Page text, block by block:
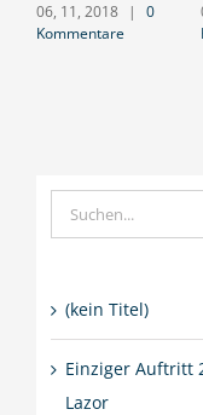
06, 11, 2018 |
0
Kommentare
Suche
nach:
(kein Titel)
Einziger Auftritt
Lazor